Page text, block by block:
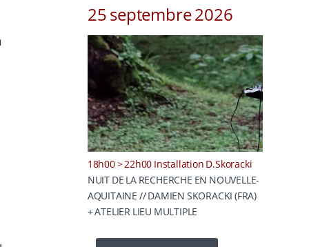
25 septembre 2026
18h00 > 22h00 Installation D.Skoracki
NUIT DE LA RECHERCHE EN NOUVELLE-
AQUITAINE // DAMIEN SKORACKI (FRA)
+ ATELIER LIEU MULTIPLE